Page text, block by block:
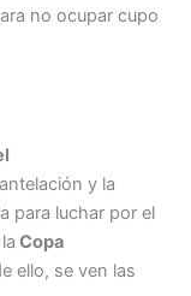
Menu
no ocupar cupo
y la
para luchar por el
Copa
ello, se ven las